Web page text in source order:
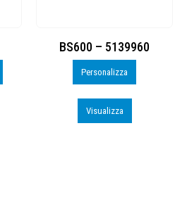
BS600 – 5139960
Personalizza
Visualizza